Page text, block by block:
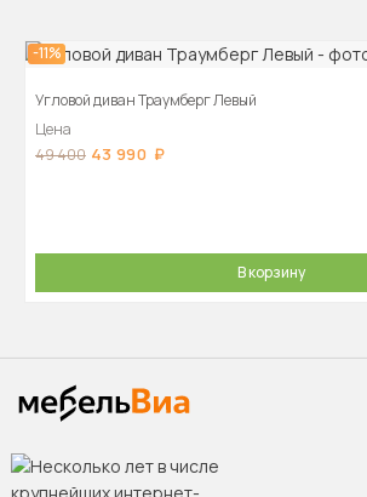
-11%
Угловой диван Траумберг Левый
Цена
49 400 43 990
В корзину